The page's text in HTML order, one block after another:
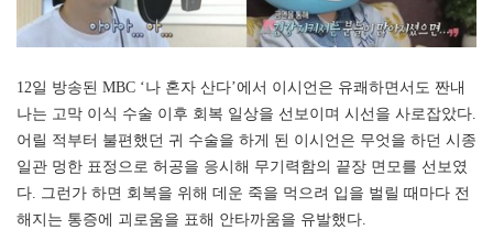
12일 방송된 MBC ‘나 혼자 산다’에서 이시언은 유쾌하면서도 짠내
나는 고막 이식 수술 이후 회복 일상을 선보이며 시선을 사로잡았다.
어릴 적부터 불편했던 귀 수술을 하게 된 이시언은 무엇을 하던 시종
일관 멍한 표정으로 허공을 응시해 무기력함의 끝장 면모를 선보였
다. 그런가 하면 회복을 위해 데운 죽을 먹으려 입을 벌릴 때마다 전
해지는 통증에 괴로움을 표해 안타까움을 유발했다.